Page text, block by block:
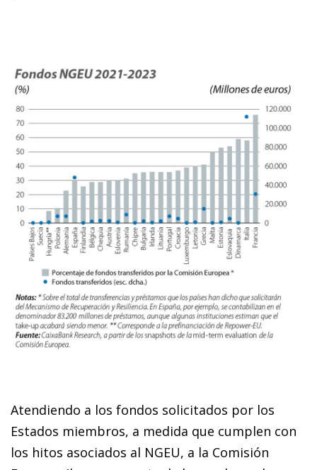
Atendiendo a los fondos solicitados por los
Estados miembros, a medida que cumplen con
los hitos asociados al NGEU, a la Comisión